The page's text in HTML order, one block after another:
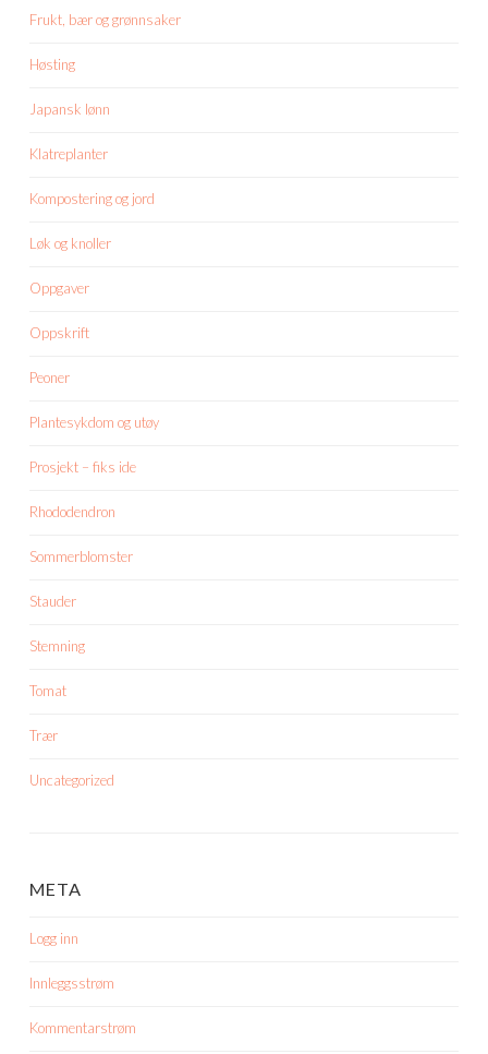
Frukt, bær og grønnsaker
Høsting
Japansk lønn
Klatreplanter
Kompostering og jord
Løk og knoller
Oppgaver
Oppskrift
Peoner
Plantesykdom og utøy
Prosjekt – fiks ide
Rhododendron
Sommerblomster
Stauder
Stemning
Tomat
Trær
Uncategorized
META
Logg inn
Innleggsstrøm
Kommentarstrøm